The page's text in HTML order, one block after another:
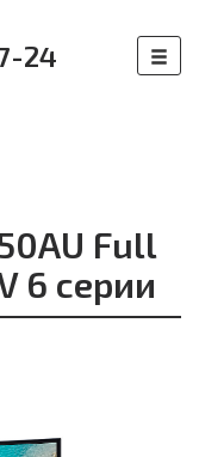
24
Full
6 серии